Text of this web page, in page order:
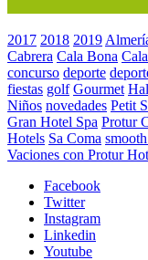
2017 2018 2019
Cabrera Cala Bona
concurso deporte
fiestas golf Gourmet
Niños novedades Petit
Gran Hotel Spa Protur
Hotels Sa Coma
Vaciones con Protur
Facebook
Twitter
Instagram
Linkedin
Youtube